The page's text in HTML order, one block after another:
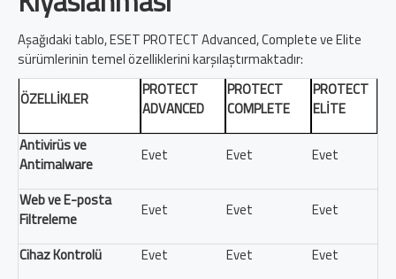
Aşağıdaki tablo, ESET PROTECT Advanced, Complete ve Elite
sürümlerinin temel özelliklerini karşılaştırmaktadır:
ÖZELLIKLER
PROTECT
ADVANCED
PROTECT
COMPLETE
PROTECT
ELITE
Antivirüs ve
Antimalware
Evet Evet Evet
Web ve E-posta
Filtreleme
Evet Evet Evet
Cihaz Kontrolü Evet Evet
Evet